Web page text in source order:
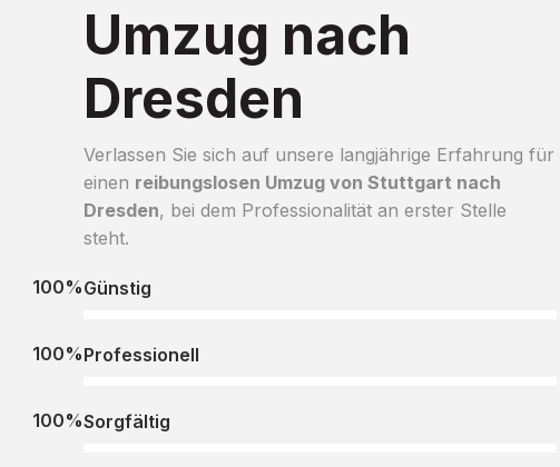
Umzug nach
Dresden
Verlassen Sie sich auf unsere langjährige Erfahrung für
einen reibungslosen Umzug von Stuttgart nach
Dresden, bei dem Professionalität an erster Stelle
steht.
Günstig
100%
Professionell
100%
Sorgfältig
100%